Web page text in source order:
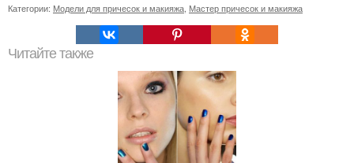
Категории: Модели для причесок и макияжа Мастер причесок и макияжа
Читайте также